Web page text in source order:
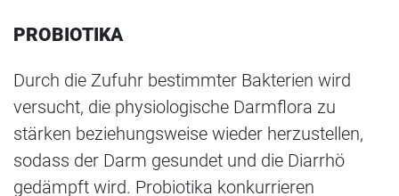
PROBIOTIKA
Durch die Zufuhr bestimmter Bakterien wird
versucht, die physiologische Darmflora zu
stärken beziehungsweise wieder herzustellen,
sodass der Darm gesundet und die Diarrhö
gedämpft wird. Probiotika konkurrieren